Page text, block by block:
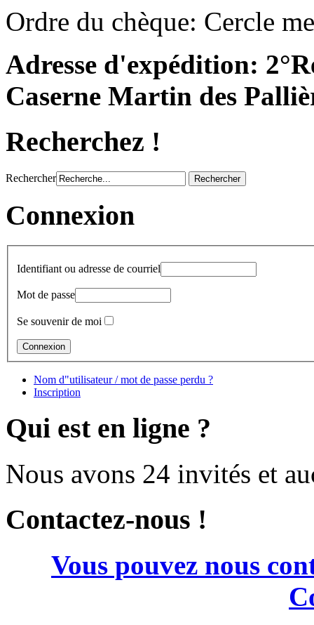
Ordre du chèque: Cercle
Adresse d'expédition:
Caserne Martin des
Recherchez !
Rechercher
Connexion
Identifiant ou adresse de courriel
Mot de passe
Se souvenir de moi
Nom d"utilisateur / mot de passe perdu ?
Inscription
Qui est en ligne ?
Nous avons 24 invités et
Contactez-nous !
Vous pouvez nous